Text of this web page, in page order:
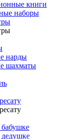
книги
наборы
нарды
шахматы